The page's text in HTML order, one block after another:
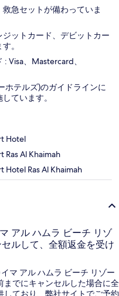
急セットが備わっていま
ットカード、デビットカー
。
Visa、Mastercard、
ホテルズ)のガイドラインに
ています。
Hotel
Ras Al Khaimah
Hotel Ras Al Khaimah
アル ハムラ ビーチ リゾ
ルして、全額返金を受け
マ アル ハムラ ビーチ リゾー
までにキャンセルした場合に全
ており、弊社サイトでご予約